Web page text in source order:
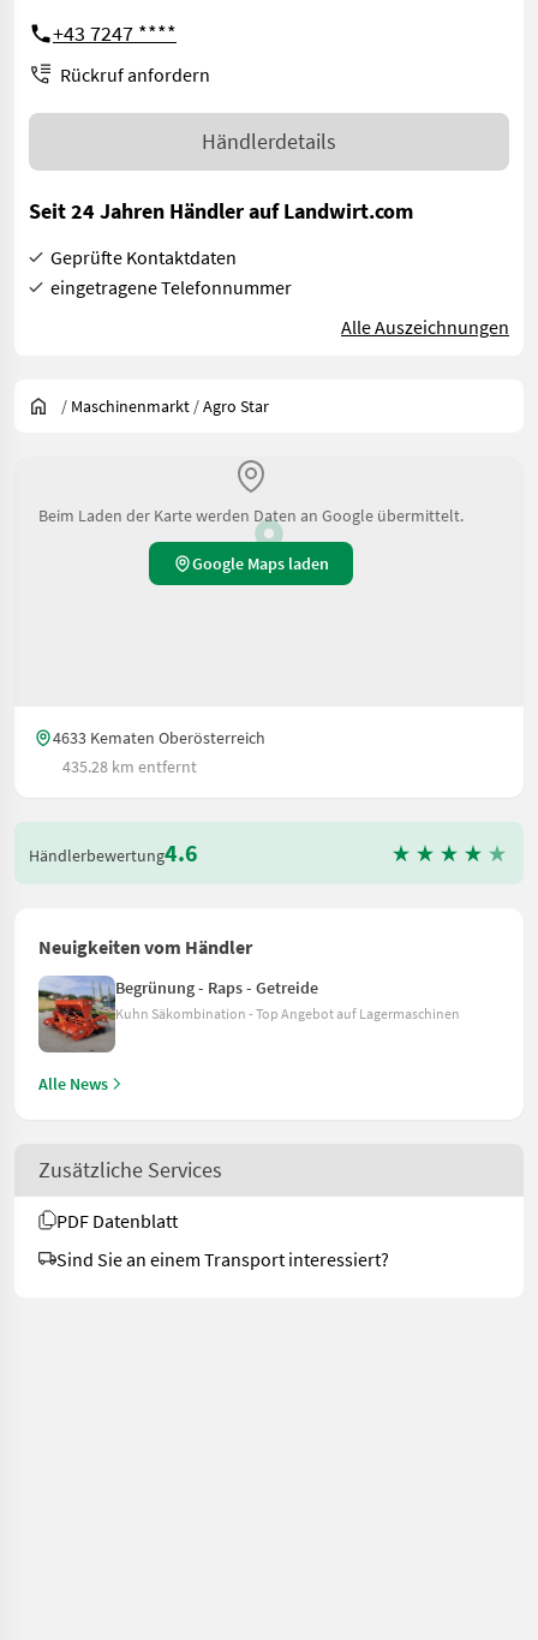
+43 7247 ****
Rückruf anfordern
Händlerdetails
Seit 24 Jahren Händler auf Landwirt.com
Geprüfte Kontaktdaten
eingetragene Telefonnummer
Alle Auszeichnungen
/ Maschinenmarkt /Agro Star
Beim Laden der Karte werden Daten an Google übermittelt.
Google Maps laden
4633 Kematen Oberösterreich
435.28 km entfernt
Händlerbewertung4.6
Neuigkeiten vom Händler
Begrünung - Raps - Getreide
Kuhn Säkombination - Top Angebot auf Lagermaschinen
Alle News
Zusätzliche Services
PDF Datenblatt
Sind Sie an einem Transport interessiert?